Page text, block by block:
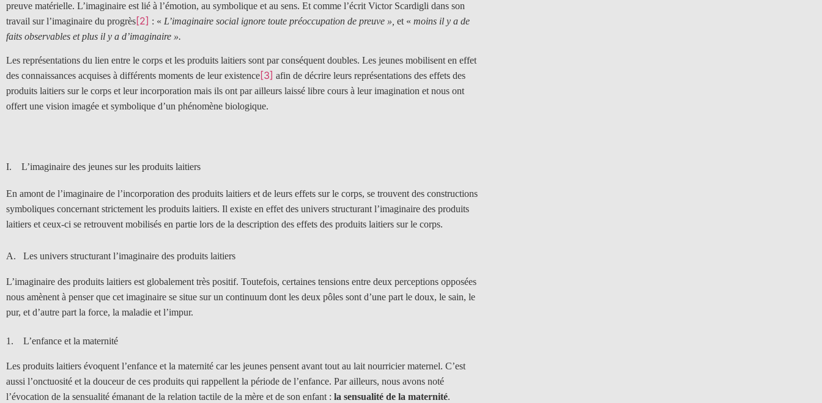
preuve matérielle. L’imaginaire est lié à l’émotion, au symbolique et au sens. Et comme l’écrit Victor Scardigli dans son
travail sur l’imaginaire du progrès[2] : « L’imaginaire social ignore toute préoccupation de preuve », et « moins il y a de
faits observables et plus il y a d’imaginaire ».
Les représentations du lien entre le corps et les produits laitiers sont par conséquent doubles. Les jeunes mobilisent en effet
des connaissances acquises à différents moments de leur existence[3] afin de décrire leurs représentations des effets des
produits laitiers sur le corps et leur incorporation mais ils ont par ailleurs laissé libre cours à leur imagination et nous ont
offert une vision imagée et symbolique d’un phénomène biologique.
I. L’imaginaire des jeunes sur les produits laitiers
En amont de l’imaginaire de l’incorporation des produits laitiers et de leurs effets sur le corps, se trouvent des constructions
symboliques concernant strictement les produits laitiers. Il existe en effet des univers structurant l’imaginaire des produits
laitiers et ceux-ci se retrouvent mobilisés en partie lors de la description des effets des produits laitiers sur le corps.
A. Les univers structurant l’imaginaire des produits laitiers
L’imaginaire des produits laitiers est globalement très positif. Toutefois, certaines tensions entre deux perceptions opposées
nous amènent à penser que cet imaginaire se situe sur un continuum dont les deux pôles sont d’une part le doux, le sain, le
pur, et d’autre part la force, la maladie et l’impur.
1. L’enfance et la maternité
Les produits laitiers évoquent l’enfance et la maternité car les jeunes pensent avant tout au lait nourricier maternel. C’est
aussi l’onctuosité et la douceur de ces produits qui rappellent la période de l’enfance. Par ailleurs, nous avons noté
l’évocation de la sensualité émanant de la relation tactile de la mère et de son enfant : la sensualité de la maternité.